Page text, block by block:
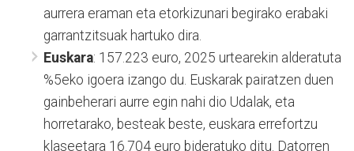
aurrera eraman eta etorkizunari begirako erabaki
garrantzitsuak hartuko dira.
Euskara: 157.223 euro, 2025 urtearekin alderatuta
%5eko igoera izango du. Euskarak pairatzen duen
gainbeherari aurre egin nahi dio Udalak, eta
horretarako, besteak beste, euskara errefortzu
klaseetara 16.704 euro bideratuko ditu. Datorren